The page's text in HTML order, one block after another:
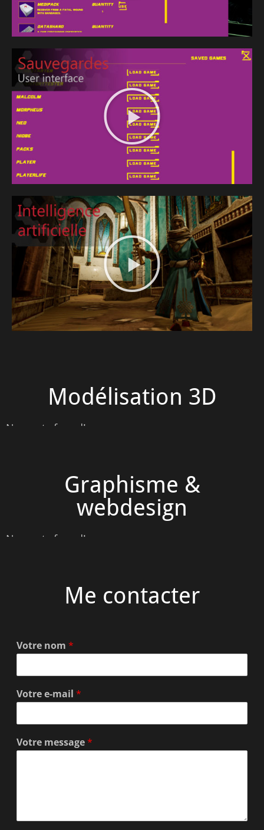
Modélisation 3D
No posts found!
Graphisme &
webdesign
No posts found!
Me contacter
Votre nom*
Votre e-mail*
Votre message*